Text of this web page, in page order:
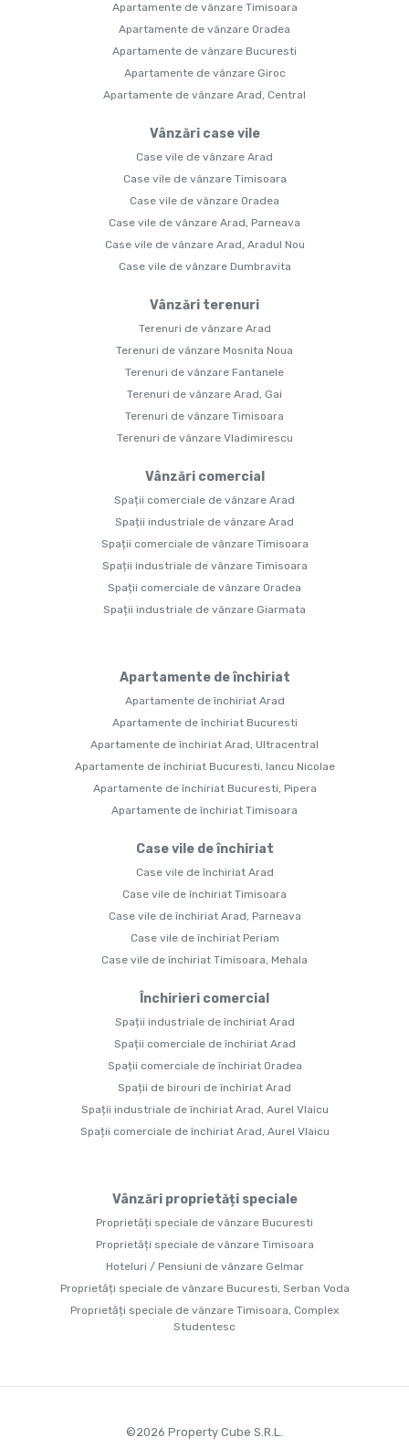
Apartamente de vânzare Timisoara
Apartamente de vânzare Oradea
Apartamente de vânzare Bucuresti
Apartamente de vânzare Giroc
Apartamente de vânzare Arad, Central
Vânzări case vile
Case vile de vânzare Arad
Case vile de vânzare Timisoara
Case vile de vânzare Oradea
Case vile de vânzare Arad, Parneava
Case vile de vânzare Arad, Aradul Nou
Case vile de vânzare Dumbravita
Vânzări terenuri
Terenuri de vânzare Arad
Terenuri de vânzare Mosnita Noua
Terenuri de vânzare Fantanele
Terenuri de vânzare Arad, Gai
Terenuri de vânzare Timisoara
Terenuri de vânzare Vladimirescu
Vânzări comercial
Spații comerciale de vânzare Arad
Spații industriale de vânzare Arad
Spații comerciale de vânzare Timisoara
Spații industriale de vânzare Timisoara
Spații comerciale de vânzare Oradea
Spații industriale de vânzare Giarmata
Apartamente de închiriat
Apartamente de închiriat Arad
Apartamente de închiriat Bucuresti
Apartamente de închiriat Arad, Ultracentral
Apartamente de închiriat Bucuresti, Iancu Nicolae
Apartamente de închiriat Bucuresti, Pipera
Apartamente de închiriat Timisoara
Case vile de închiriat
Case vile de închiriat Arad
Case vile de închiriat Timisoara
Case vile de închiriat Arad, Parneava
Case vile de închiriat Periam
Case vile de închiriat Timisoara, Mehala
Închirieri comercial
Spații industriale de închiriat Arad
Spații comerciale de închiriat Arad
Spații comerciale de închiriat Oradea
Spații de birouri de închiriat Arad
Spații industriale de închiriat Arad, Aurel Vlaicu
Spații comerciale de închiriat Arad, Aurel Vlaicu
Vânzări proprietăți speciale
Proprietăți speciale de vânzare Bucuresti
Proprietăți speciale de vânzare Timisoara
Hoteluri / Pensiuni de vânzare Gelmar
Proprietăți speciale de vânzare Bucuresti, Serban Voda
Proprietăți speciale de vânzare Timisoara, Complex
Studentesc
©2026 Property Cube S.R.L.